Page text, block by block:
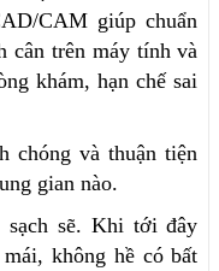
CAM giúp chuẩn
cân trên máy tính và
khám, hạn chế sai
chóng và thuận tiện
gian nào.
sạch sẽ. Khi tới đây
không hề có bất